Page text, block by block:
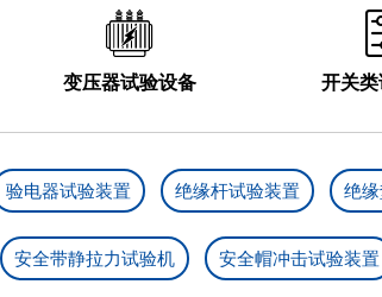

变压器试验设备 开关
验电器试验装置 绝缘杆试验装置 绝
安全带静拉力试验机 安全帽冲击试验装置